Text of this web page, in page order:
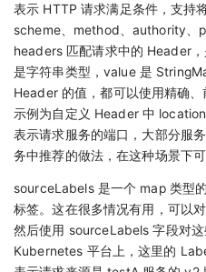
表示 HTTP 请求满足条件，支持
scheme、method、authority、
headers 匹配请求中的 Header
是字符串类型，value 是
Header 的值，都可以使用精确、
示例为自定义 Header 中
表示请求服务的端口，大部分服
务中推荐的做法，在这种场景下
sourceLabels 是一个 map 类型
标签。这在很多情况有用，可以
然后使用 sourceLabels 字段对
Kubernetes 平台上，这里的